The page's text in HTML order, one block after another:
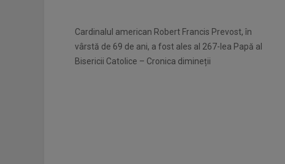
Cardinalul american Robert Francis Prevost, în
vârstă de 69 de ani, a fost ales al 267-lea Papă al
Bisericii Catolice – Cronica dimineții